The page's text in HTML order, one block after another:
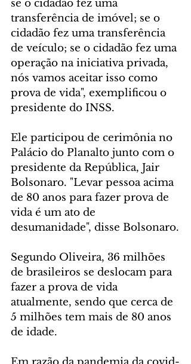
se o cidadão fez uma
transferência de imóvel; se o
cidadão fez uma transferência
de veículo; se o cidadão fez uma
operação na iniciativa privada,
nós vamos aceitar isso como
prova de vida", exemplificou o
presidente do INSS.
Ele participou de cerimônia no
Palácio do Planalto junto com o
presidente da República, Jair
Bolsonaro. "Levar pessoa acima
de 80 anos para fazer prova de
vida é um ato de
desumanidade", disse Bolsonaro.
Segundo Oliveira, 36 milhões
de brasileiros se deslocam para
fazer a prova de vida
atualmente, sendo que cerca de
5 milhões tem mais de 80 anos
de idade.